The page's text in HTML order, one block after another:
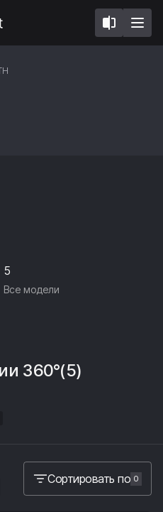
5
Все модели
360°(5)
Сортировать по 0